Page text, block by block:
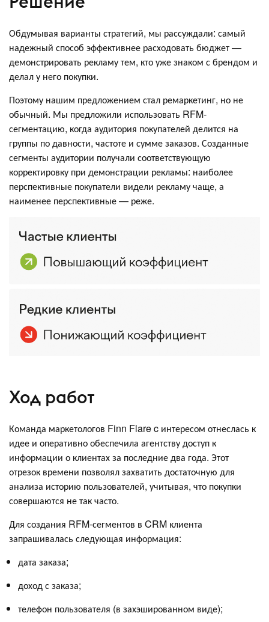
Обдумывая варианты стратегий, мы рассуждали: самый
надежный способ эффективнее расходовать бюджет —
демонстрировать рекламу тем, кто уже знаком с брендом и
делал у него покупки.
Поэтому нашим предложением стал ремаркетинг, но не
обычный. Мы предложили использовать RFM-
сегментацию, когда аудитория покупателей делится на
группы по давности, частоте и сумме заказов. Созданные
сегменты аудитории получали соответствующую
корректировку при демонстрации рекламы: наиболее
перспективные покупатели видели рекламу чаще, а
наименее перспективные — реже.
Ход работ
Команда маркетологов Finn Flare c интересом отнеслась к
идее и оперативно обеспечила агентству доступ к
информации о клиентах за последние два года. Этот
отрезок времени позволял захватить достаточную для
анализа историю пользователей, учитывая, что покупки
совершаются не так часто.
Для создания RFM-сегментов в CRM клиента
запрашивалась следующая информация:
дата заказа;
доход с заказа;
телефон пользователя (в захэшированном виде);